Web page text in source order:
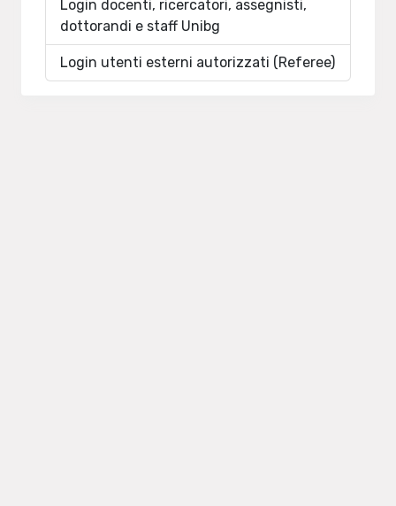
Login docenti, ricercatori, assegnisti,
dottorandi e staff Unibg
Login utenti esterni autorizzati (Referee)